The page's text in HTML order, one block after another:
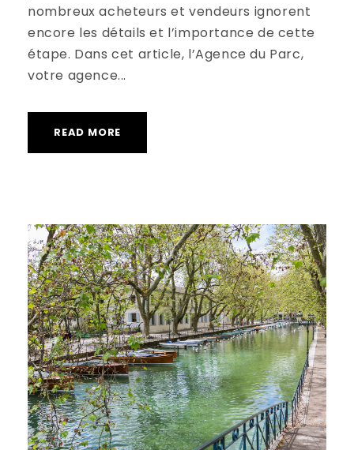
nombreux acheteurs et vendeurs ignorent
encore les détails et l’importance de cette
étape. Dans cet article, l’Agence du Parc,
votre agence...
READ MORE